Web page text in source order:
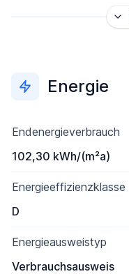
Energie
Endenergieverbrauch
102,30 kWh/(m²a)
Energieeffizienzklasse
D
Energieausweistyp
Verbrauchsausweis